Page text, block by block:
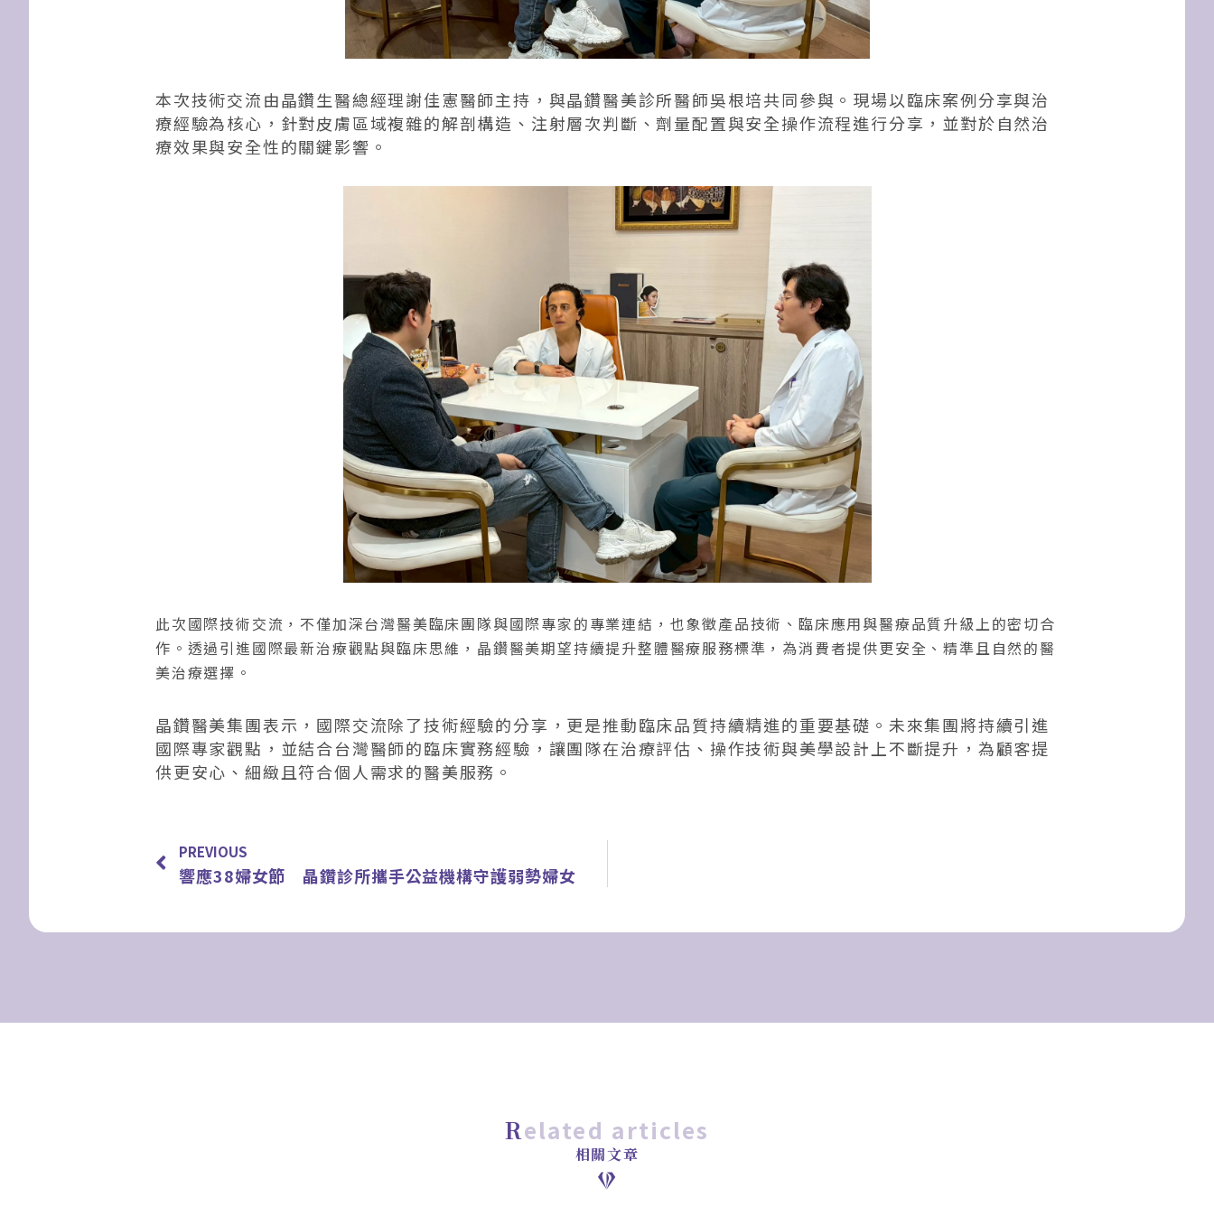
本次技術交流由晶鑽生醫總經理謝佳憲醫師主持，與晶鑽醫美診所醫師吳根培共同參與。現場以臨床案例分享與治
療經驗為核心，針對皮膚區域複雜的解剖構造、注射層次判斷、劑量配置與安全操作流程進行分享，並對於自然治
療效果與安全性的關鍵影響。
此次國際技術交流，不僅加深台灣醫美臨床團隊與國際專家的專業連結，也象徵產品技術、臨床應用與醫療品質升級上的密切合
作。透過引進國際最新治療觀點與臨床思維，晶鑽醫美期望持續提升整體醫療服務標準，為消費者提供更安全、精準且自然的醫
美治療選擇。
晶鑽醫美集團表示，國際交流除了技術經驗的分享，更是推動臨床品質持續精進的重要基礎。未來集團將持續引進
國際專家觀點，並結合台灣醫師的臨床實務經驗，讓團隊在治療評估、操作技術與美學設計上不斷提升，為顧客提
供更安心、細緻且符合個人需求的醫美服務。
PREVIOUS
響應38婦女節 晶鑽診所攜手公益機構守護弱勢婦女
related articles
相關文章